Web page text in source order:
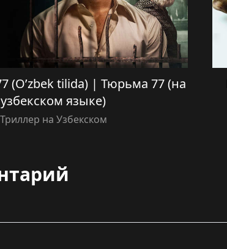
(O’zbek tilida) | Тюрьма 77 (на
узбекском языке)
Триллер на Узбекском